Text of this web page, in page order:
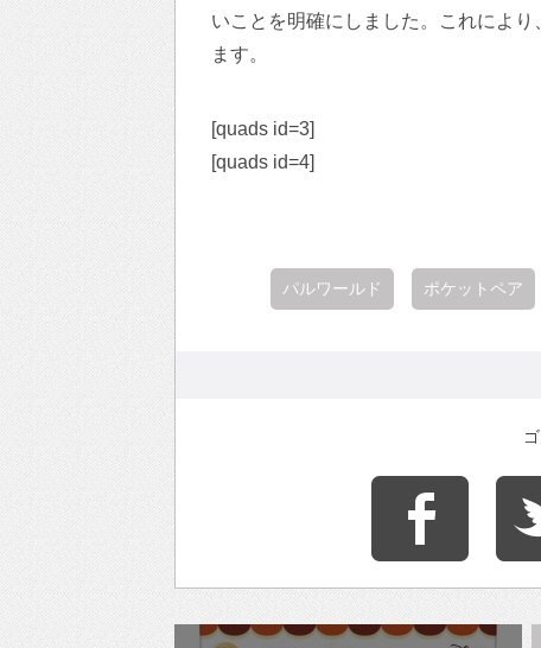
いことを明確にしました。これによ
ます。
[quads id=3]
[quads id=4]
パルワールド ポケットペア